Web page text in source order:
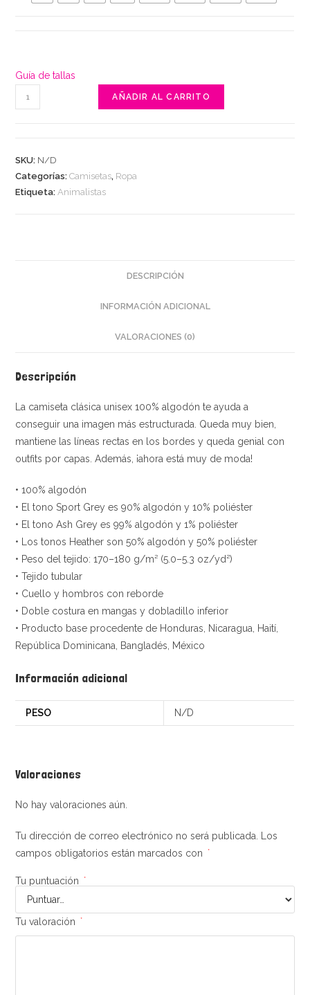
Guía de tallas
MILF
Man
felines
cantidad
AÑADIR AL CARRITO
SKU: N/D
Categorías:Camisetas, Ropa
Etiqueta:Animalistas
DESCRIPCIÓN
INFORMACIÓN ADICIONAL
VALORACIONES (0)
Descripción
La camiseta clásica unisex 100% algodón te ayuda a
conseguir una imagen más estructurada. Queda muy bien,
mantiene las líneas rectas en los bordes y queda genial con
outfits por capas. Además, ¡ahora está muy de moda!
• 100% algodón
• El tono Sport Grey es 90% algodón y 10% poliéster
• El tono Ash Grey es 99% algodón y 1% poliéster
• Los tonos Heather son 50% algodón y 50% poliéster
• Peso del tejido: 170–180 g/m² (5.0–5.3 oz/yd²)
• Tejido tubular
• Cuello y hombros con reborde
• Doble costura en mangas y dobladillo inferior
• Producto base procedente de Honduras, Nicaragua, Haití,
República Dominicana, Bangladés, México
Información adicional
PESO N/D
Valoraciones
No hay valoraciones aún.
Tu dirección de correo electrónico no será publicada.
Los
campos obligatorios están marcados con
*
Tu puntuación *
Tu valoración *